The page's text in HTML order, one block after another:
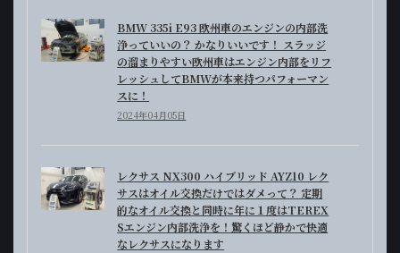
BMW 335i E93 欧州車のエンジンの内部洗
浄っていいの？ かなりいいです！ スラッジ
の溜まりやすい欧州車はエンジン内部をリフ
レッシュしてBMWが本来持つパフォーマン
スに！
2024年04月05日
レクサス NX300 ハイブリッド AYZ10 レク
サスはオイル交換だけではダメって？ 定期
的なオイル交換と同時に年に１度はTEREX
Sエンジン内部洗浄を！驚くほど静かで快適
なレクサスになります